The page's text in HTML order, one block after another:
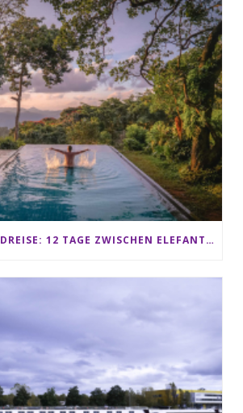
SRI LANKA RUNDREISE: 12 TAGE ZWISCHEN ELEFANTEN, TEEPLANTAGEN & STRAND ALS FAMILIE